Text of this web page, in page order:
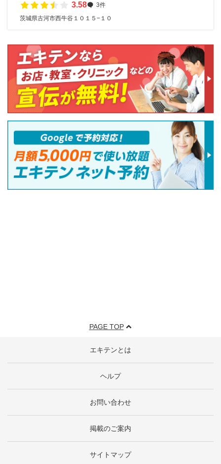
3.58
3件
茨城県古河市西牛谷１０１５−１０
PAGE TOP
エキテンとは
ヘルプ
お問い合わせ
掲載のご案内
サイトマップ